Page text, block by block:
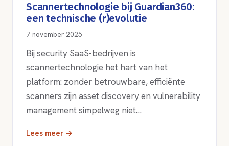
Scannertechnologie bij Guardian360:
een technische (r)evolutie
7 november 2025
Bij security SaaS-bedrijven is
scannertechnologie het hart van het
platform: zonder betrouwbare, efficiënte
scanners zijn asset discovery en vulnerability
management simpelweg niet…
Lees meer →